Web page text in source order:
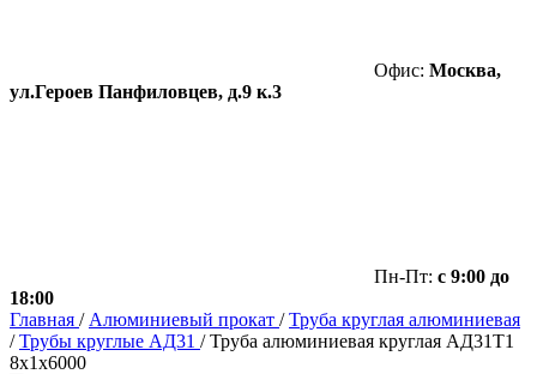
Офис: Москва,
ул.Героев Панфиловцев, д.9 к.3
Пн-Пт: с 9:00 до
18:00
Главная / Алюминиевый прокат / Труба круглая алюминиевая
/ Трубы круглые АД31 / Труба алюминиевая круглая АД31Т1
8х1х6000